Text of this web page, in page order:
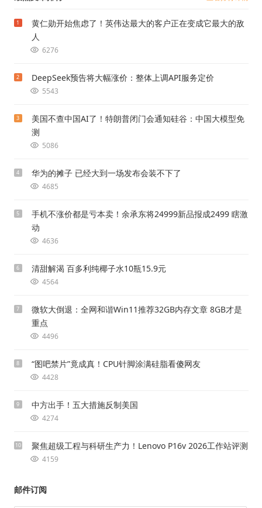
1
黄仁勋开始焦虑了！英伟达最大的客户正在变成它最大的敌
人
6276
2 DeepSeek预告将大幅涨价：整体上调API服务定价
5543
3
美国不查中国AI了！特朗普闭门会通知硅谷：中国大模型免
测
5086
4 华为的摊子 已经大到一场发布会装不下了
4685
5
手机不涨价都是亏本卖！余承东将24999新品报成2499 瞎激
动
4636
6 清甜解渴 百多利纯椰子水10瓶15.9元
4564
7
微软大倒退：全网和谐Win11推荐32GB内存文章 8GB才是
重点
4496
8 “图吧禁片”竟成真！CPU针脚涂满硅脂看傻网友
4428
9 中方出手！五大措施反制美国
4274
10 聚焦超级工程与科研生产力！Lenovo P16v 2026工作站评测
4159
邮件订阅